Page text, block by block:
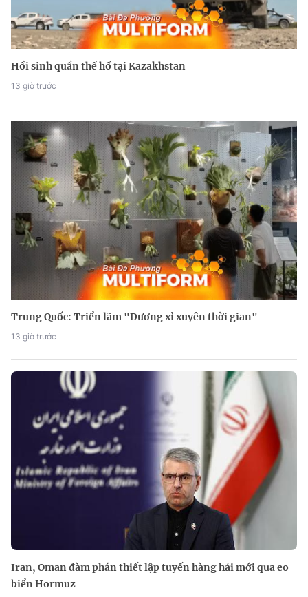
Hồi sinh quần thể hổ tại Kazakhstan
13 giờ trước
Trung Quốc: Triển lãm "Dương xỉ xuyên thời gian"
13 giờ trước
Iran, Oman đàm phán thiết lập tuyến hàng hải mới qua eo
biển Hormuz